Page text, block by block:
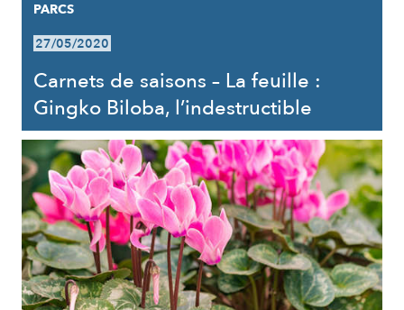
PARCS
27/05/2020
Carnets de saisons – La feuille :
Gingko Biloba, l’indestructible